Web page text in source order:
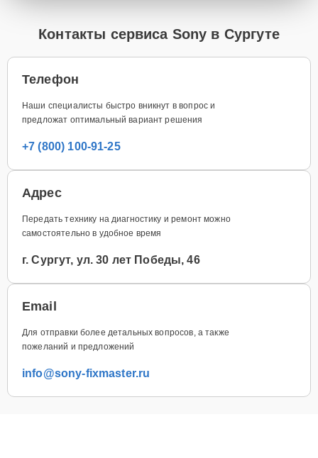
Контакты сервиса Sony в Сургуте
Телефон
Наши специалисты быстро вникнут в вопрос и
предложат оптимальный вариант решения
+7 (800) 100-91-25
Адрес
Передать технику на диагностику и ремонт можно
самостоятельно в удобное время
г. Сургут, ул. 30 лет Победы, 46
Email
Для отправки более детальных вопросов, а также
пожеланий и предложений
info@sony-fixmaster.ru